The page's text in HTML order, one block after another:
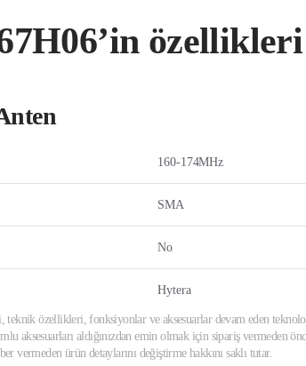
özellikleri
160-174MHz
SMA
No
Hytera
teknik özellikleri, fonksiyonlar ve aksesuarlar devam eden
aksesuarları aldığınızdan emin olmak için sipariş vermeden
vermeden ürün detaylarını değiştirme hakkını saklı tutar.